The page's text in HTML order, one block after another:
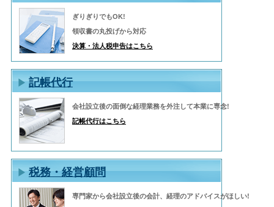
ぎりぎりでもOK!
領収書の丸投げから対応
決算・法人税申告はこちら
記帳代行
会社設立後の面倒な経理業務を外注して本業に専念!
記帳代行はこちら
税務・経営顧問
専門家から会社設立後の会計、経理のアドバイスがほしい!